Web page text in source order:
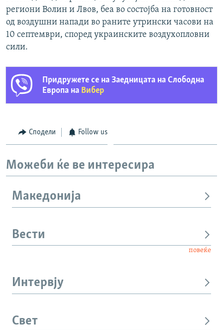
региони Волин и Лвов, беа во состојба на готовност
од воздушни напади во раните утрински часови на
10 септември, според украинските воздухопловни
сили.
Придружете се на Заедницата на Слободна
Европа на Вибер
Сподели Follow us
Можеби ќе ве интересира
Македонија
Вести
повеќе
Интервју
Свет